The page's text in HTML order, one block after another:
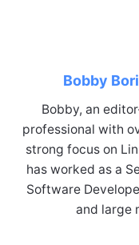
Bobby
Bobby, an
professional with
strong focus on
has worked as a
Software
and large